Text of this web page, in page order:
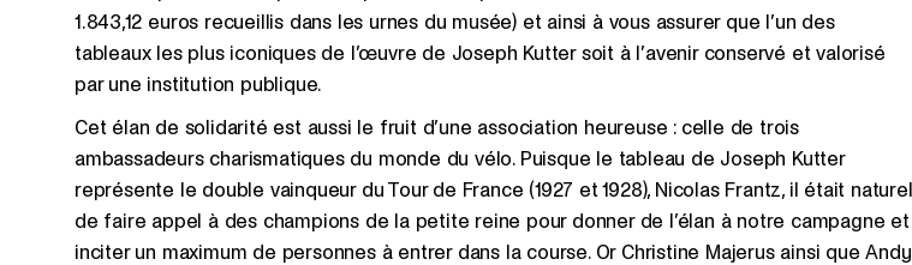
1.843,12 euros recueillis dans les urnes du musée) et ainsi à vous assurer que l’un des
tableaux les plus iconiques de l’œuvre de Joseph Kutter soit à l’avenir conservé et valorisé
par une institution publique.
Cet élan de solidarité est aussi le fruit d’une association heureuse : celle de trois
ambassadeurs charismatiques du monde du vélo. Puisque le tableau de Joseph Kutter
représente le double vainqueur du Tour de France (1927 et 1928), Nicolas Frantz, il était naturel
de faire appel à des champions de la petite reine pour donner de l’élan à notre campagne et
inciter un maximum de personnes à entrer dans la course. Or Christine Majerus ainsi que Andy